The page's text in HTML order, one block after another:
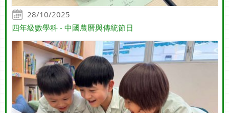
28/10/2025
四年級數學科 - 中國農曆與傳統節日